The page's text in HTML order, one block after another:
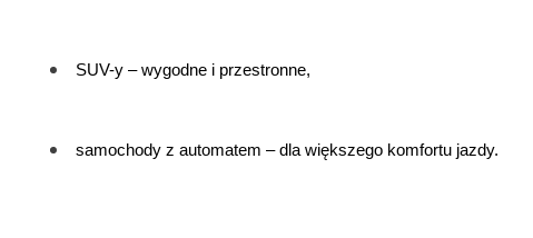
SUV-y – wygodne i przestronne,
samochody z automatem – dla większego komfortu jazdy.